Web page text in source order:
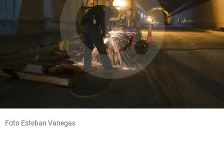
Foto Esteban Vanegas